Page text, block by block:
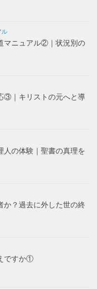
ル
マニュアル②｜状況別の
③｜キリストの元へと導
人の体験｜聖書の真理を
か？過去に外した世の終
ですか①